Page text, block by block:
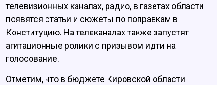
телевизионных каналах, радио, в газетах области
появятся статьи и сюжеты по поправкам в
Конституцию. На телеканалах также запустят
агитационные ролики с призывом идти на
голосование.
Отметим, что в бюджете Кировской области